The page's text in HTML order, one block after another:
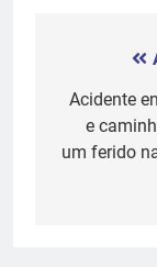
de
Post
Acidente
e
um ferido